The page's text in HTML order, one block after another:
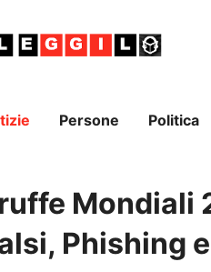
Persone Politica
Mondiali
Phishing